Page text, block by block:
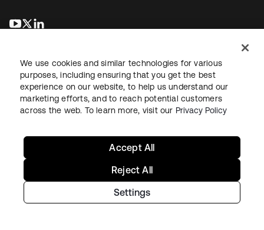
wird in einer neuen Registerkarte geöffnet
wird in einer neuen Registerkarte geöffnet
RechtDatenschutzrichtlinieNutzungsbedingungenSicherheit
Copyright © 2026 Okta. Alle Rechte vorbehalten.
We use cookies and similar technologies for various
purposes, including ensuring that you get the best
experience on our website, to help us understand our
marketing efforts, and to reach potential customers
across the web. To learn more, visit our Privacy Policy
Settings
Reject All
Accept All